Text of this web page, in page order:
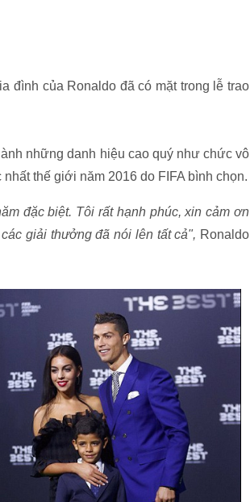
đình của Ronaldo đã có mặt trong lễ trao
những danh hiệu cao quý như chức vô
thế giới năm 2016 do FIFA bình chọn.
đặc biệt. Tôi rất hạnh phúc, xin cảm ơn
giải thưởng đã nói lên tất cả", Ronaldo